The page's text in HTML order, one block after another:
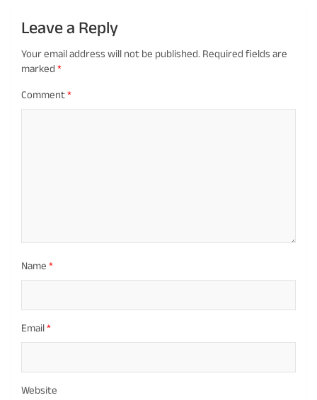
Leave a Reply
Your email address will not be published. Required fields are
marked*
Comment*
Name*
Email*
Website